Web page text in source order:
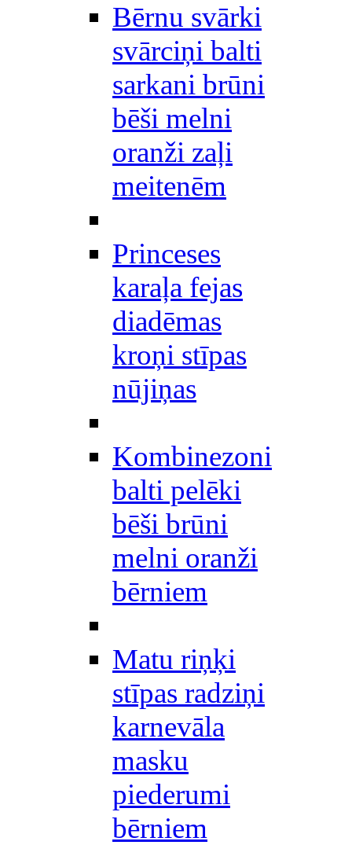
Bērnu svārki
svārciņi balti
sarkani brūni
bēši melni
oranži zaļi
meitenēm
Princeses
karaļa fejas
diadēmas
kroņi stīpas
nūjiņas
Kombinezoni
balti pelēki
bēši brūni
melni oranži
bērniem
Matu riņķi
stīpas radziņi
karnevāla
masku
piederumi
bērniem